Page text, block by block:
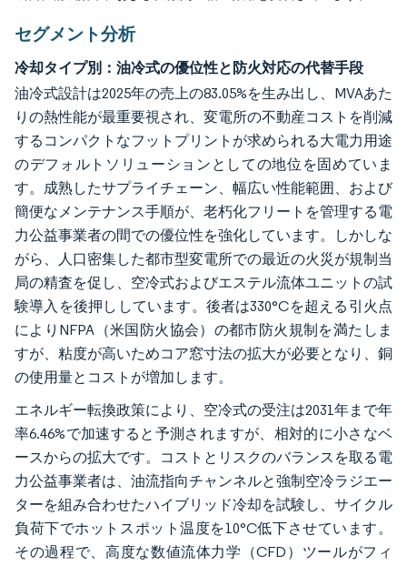
セグメント分析
冷却タイプ別：油冷式の優位性と防火対応の代替手段
油冷式設計は2025年の売上の83.05%を生み出し、MVAあた
りの熱性能が最重要視され、変電所の不動産コストを削減
するコンパクトなフットプリントが求められる大電力用途
のデフォルトソリューションとしての地位を固めていま
す。成熟したサプライチェーン、幅広い性能範囲、および
簡便なメンテナンス手順が、老朽化フリートを管理する電
力公益事業者の間での優位性を強化しています。しかしな
がら、人口密集した都市型変電所での最近の火災が規制当
局の精査を促し、空冷式およびエステル流体ユニットの試
験導入を後押ししています。後者は330°Cを超える引火点
によりNFPA（米国防火協会）の都市防火規制を満たしま
すが、粘度が高いためコア窓寸法の拡大が必要となり、銅
の使用量とコストが増加します。
エネルギー転換政策により、空冷式の受注は2031年まで年
率6.46%で加速すると予測されますが、相対的に小さなベ
ースからの拡大です。コストとリスクのバランスを取る電
力公益事業者は、油流指向チャンネルと強制空冷ラジエー
ターを組み合わせたハイブリッド冷却を試験し、サイクル
負荷下でホットスポット温度を10°C低下させています。
その過程で、高度な数値流体力学（CFD）ツールがフィ